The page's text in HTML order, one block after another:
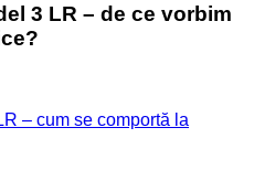
3 LR – de ce vorbim
– cum se comportă la